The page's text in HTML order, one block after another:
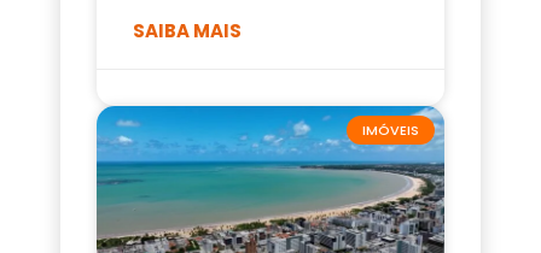
SAIBA MAIS
IMÓVEIS